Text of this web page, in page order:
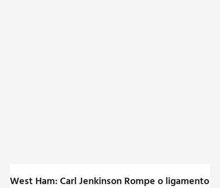
West Ham: Carl Jenkinson Rompe o ligamento